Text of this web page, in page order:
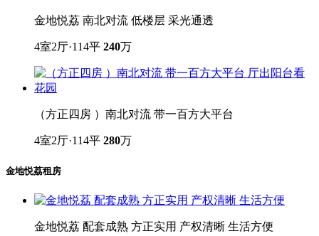
金地悦荔 南北对流 低楼层 采光通透
4室2厅·114平 240万
（方正四房 ）南北对流 带一百方大平台
4室2厅·114平 280万
金地悦荔租房
金地悦荔 配套成熟 方正实用 产权清晰 生活方便